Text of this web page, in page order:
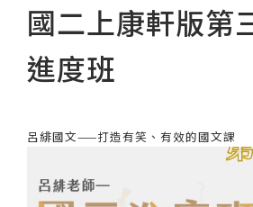
關於呂緋
呂緋國文介紹
學員真心推薦
節目媒體採訪
緋的課程表
緋的課程表
國小讀寫課
國小升私中培訓
線上課程
國小
國一
國二
國一
翰林
康軒
南一
國二
翰林
康軒
南一
直播活動
特別講座
段考複習講座
創作與紀錄
部落格
嚼國文 Podcast
國二上康軒版第
進度班
呂緋國文——打造有笑、有效的國文課